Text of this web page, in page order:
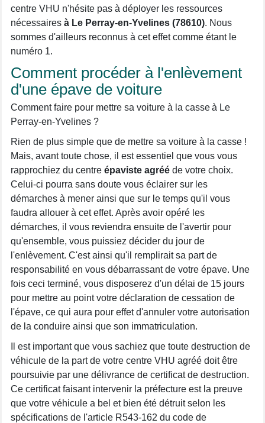
centre VHU n'hésite pas à déployer les ressources
nécessaires à Le Perray-en-Yvelines (78610). Nous
sommes d'ailleurs reconnus à cet effet comme étant le
numéro 1.
Comment procéder à l'enlèvement
d'une épave de voiture
Comment faire pour mettre sa voiture à la casse à Le
Perray-en-Yvelines ?
Rien de plus simple que de mettre sa voiture à la casse !
Mais, avant toute chose, il est essentiel que vous vous
rapprochiez du centre épaviste agréé de votre choix.
Celui-ci pourra sans doute vous éclairer sur les
démarches à mener ainsi que sur le temps qu'il vous
faudra allouer à cet effet. Après avoir opéré les
démarches, il vous reviendra ensuite de l'avertir pour
qu'ensemble, vous puissiez décider du jour de
l'enlèvement. C'est ainsi qu'il remplirait sa part de
responsabilité en vous débarrassant de votre épave. Une
fois ceci terminé, vous disposerez d'un délai de 15 jours
pour mettre au point votre déclaration de cessation de
l'épave, ce qui aura pour effet d'annuler votre autorisation
de la conduire ainsi que son immatriculation.
Il est important que vous sachiez que toute destruction de
véhicule de la part de votre centre VHU agréé doit être
poursuivie par une délivrance de certificat de destruction.
Ce certificat faisant intervenir la préfecture est la preuve
que votre véhicule a bel et bien été détruit selon les
spécifications de l'article R543-162 du code de